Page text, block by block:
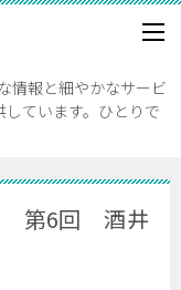
情報と細やかなサービ
ています。ひとりで
第6回 酒井